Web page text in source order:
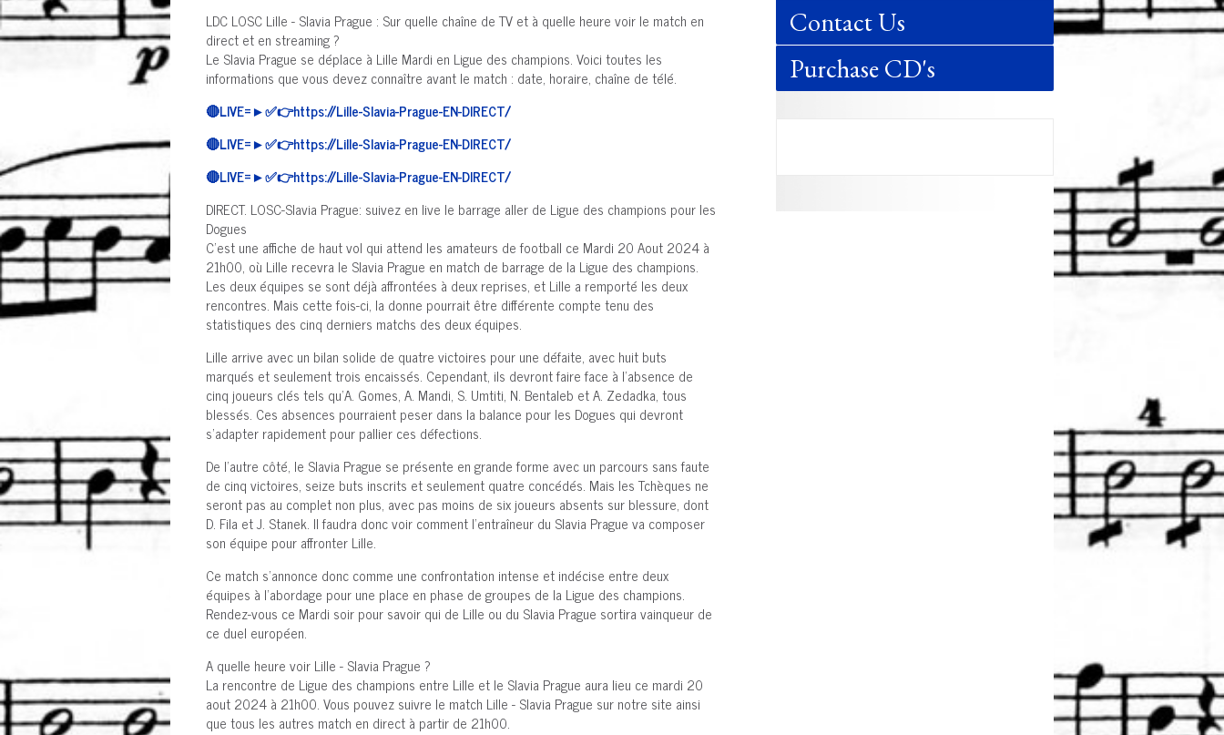
LDC LOSC Lille - Slavia Prague : Sur quelle chaîne de TV et à quelle heure voir le match en
direct et en streaming ?
Le Slavia Prague se déplace à Lille Mardi en Ligue des champions. Voici toutes les
informations que vous devez connaître avant le match : date, horaire, chaîne de télé.
🔴LIVE=►✅👉https://Lille-Slavia-Prague-EN-DIRECT/
🔴LIVE=►✅👉https://Lille-Slavia-Prague-EN-DIRECT/
🔴LIVE=►✅👉https://Lille-Slavia-Prague-EN-DIRECT/
DIRECT. LOSC-Slavia Prague: suivez en live le barrage aller de Ligue des champions pour les
Dogues
C'est une affiche de haut vol qui attend les amateurs de football ce Mardi 20 Aout 2024 à
21h00, où Lille recevra le Slavia Prague en match de barrage de la Ligue des champions.
Les deux équipes se sont déjà affrontées à deux reprises, et Lille a remporté les deux
rencontres. Mais cette fois-ci, la donne pourrait être différente compte tenu des
statistiques des cinq derniers matchs des deux équipes.
Lille arrive avec un bilan solide de quatre victoires pour une défaite, avec huit buts
marqués et seulement trois encaissés. Cependant, ils devront faire face à l'absence de
cinq joueurs clés tels qu'A. Gomes, A. Mandi, S. Umtiti, N. Bentaleb et A. Zedadka, tous
blessés. Ces absences pourraient peser dans la balance pour les Dogues qui devront
s'adapter rapidement pour pallier ces défections.
De l'autre côté, le Slavia Prague se présente en grande forme avec un parcours sans faute
de cinq victoires, seize buts inscrits et seulement quatre concédés. Mais les Tchèques ne
seront pas au complet non plus, avec pas moins de six joueurs absents sur blessure, dont
D. Fila et J. Stanek. Il faudra donc voir comment l'entraîneur du Slavia Prague va composer
son équipe pour affronter Lille.
Ce match s'annonce donc comme une confrontation intense et indécise entre deux
équipes à l'abordage pour une place en phase de groupes de la Ligue des champions.
Rendez-vous ce Mardi soir pour savoir qui de Lille ou du Slavia Prague sortira vainqueur de
ce duel européen.
A quelle heure voir Lille - Slavia Prague ?
La rencontre de Ligue des champions entre Lille et le Slavia Prague aura lieu ce mardi 20
aout 2024 à 21h00. Vous pouvez suivre le match Lille - Slavia Prague sur notre site ainsi
que tous les autres match en direct à partir de 21h00.
Contact Us
Purchase CD's